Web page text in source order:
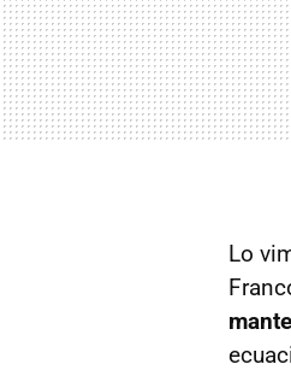
Lo